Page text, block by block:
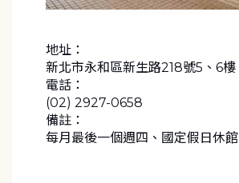
地址：
新北市永和區新生路218號5、6樓
電話：
(02) 2927-0658
備註：
每月最後一個週四、國定假日休館